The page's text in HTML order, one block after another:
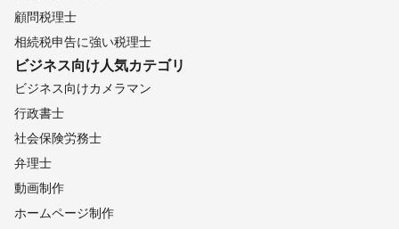
顧問税理士
相続税申告に強い税理士
ビジネス向け人気カテゴリ
ビジネス向けカメラマン
行政書士
社会保険労務士
弁理士
動画制作
ホームページ制作